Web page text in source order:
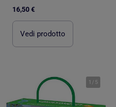
16,50 €
Vedi prodotto
1 / 5